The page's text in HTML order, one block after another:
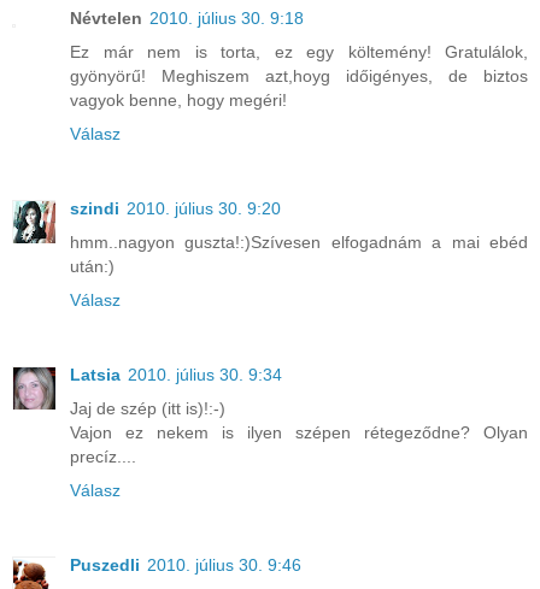
Névtelen 2010. július 30. 9:18
Ez már nem is torta, ez egy költemény! Gratulálok,
gyönyörű! Meghiszem azt,hoyg időigényes, de biztos
vagyok benne, hogy megéri!
Válasz
szindi 2010. július 30. 9:20
hmm..nagyon guszta!:)Szívesen elfogadnám a mai ebéd
után:)
Válasz
Latsia 2010. július 30. 9:34
Jaj de szép (itt is)!:-)
Vajon ez nekem is ilyen szépen rétegeződne? Olyan
precíz....
Válasz
Puszedli 2010. július 30. 9:46